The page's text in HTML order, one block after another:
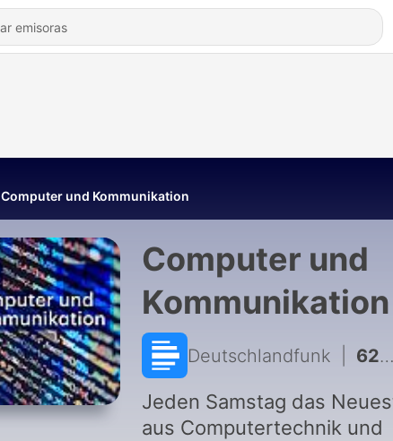
Computer und Kommunikation
Computer und
Kommunikation
Deutschlandfunk 621 - Digitale Gesundheitsplattform / Auto als dig. Gesundheitsraum / Neuer KI-Angriff
Jeden Samstag das
aus Computertechnik und